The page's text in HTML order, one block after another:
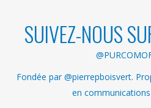
SUIVEZ-NOUS
Fondée par @pierrepboisvert.
en